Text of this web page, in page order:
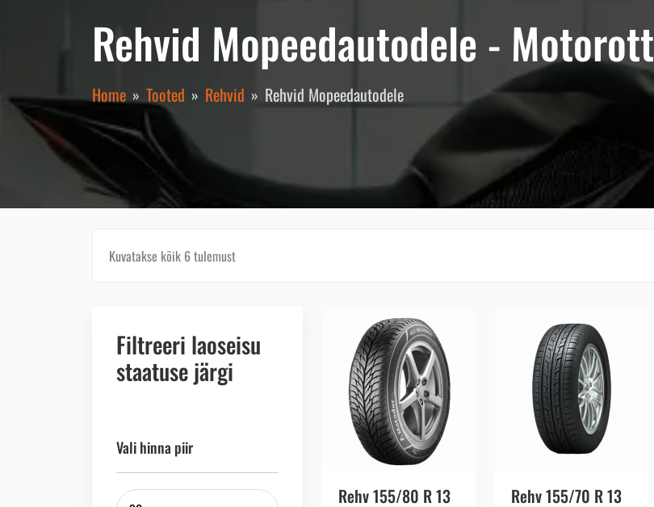
Rehvid Mopeedautodele - Motorott
Home Tooted Rehvid Rehvid Mopeedautodele
Kuvatakse kõik 6 tulemust
Filtreeri laoseisu
staatuse järgi
Vali hinna piir
Rehv 155/80 R 13
Rehv 155/70 R 13